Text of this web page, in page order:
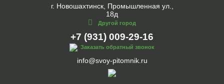
г. Новошахтинск, Промышленная ул.,
18д
Другой город
+7 (931) 009-29-16
Заказать обратный звонок
info@svoy-pitomnik.ru